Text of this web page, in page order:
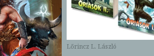
Lőrincz L. László